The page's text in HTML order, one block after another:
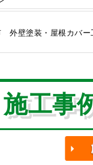
外壁塗装・屋根カバ
施工事